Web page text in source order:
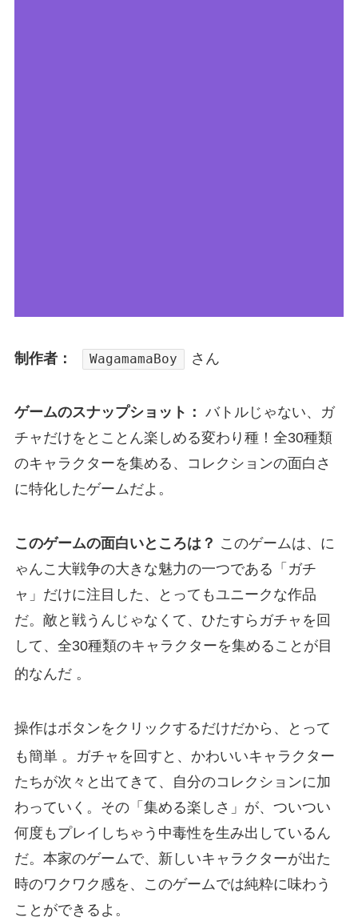
制作者： WagamamaBoy さん
ゲームのスナップショット： バトルじゃない、ガ
チャだけをとことん楽しめる変わり種！全30種類
のキャラクターを集める、コレクションの面白さ
に特化したゲームだよ。
このゲームの面白いところは？ このゲームは、に
ゃんこ大戦争の大きな魅力の一つである「ガチ
ャ」だけに注目した、とってもユニークな作品
だ。敵と戦うんじゃなくて、ひたすらガチャを回
して、全30種類のキャラクターを集めることが目
的なんだ 。
操作はボタンをクリックするだけだから、とって
も簡単 。ガチャを回すと、かわいいキャラクター
たちが次々と出てきて、自分のコレクションに加
わっていく。その「集める楽しさ」が、ついつい
何度もプレイしちゃう中毒性を生み出しているん
だ。本家のゲームで、新しいキャラクターが出た
時のワクワク感を、このゲームでは純粋に味わう
ことができるよ。